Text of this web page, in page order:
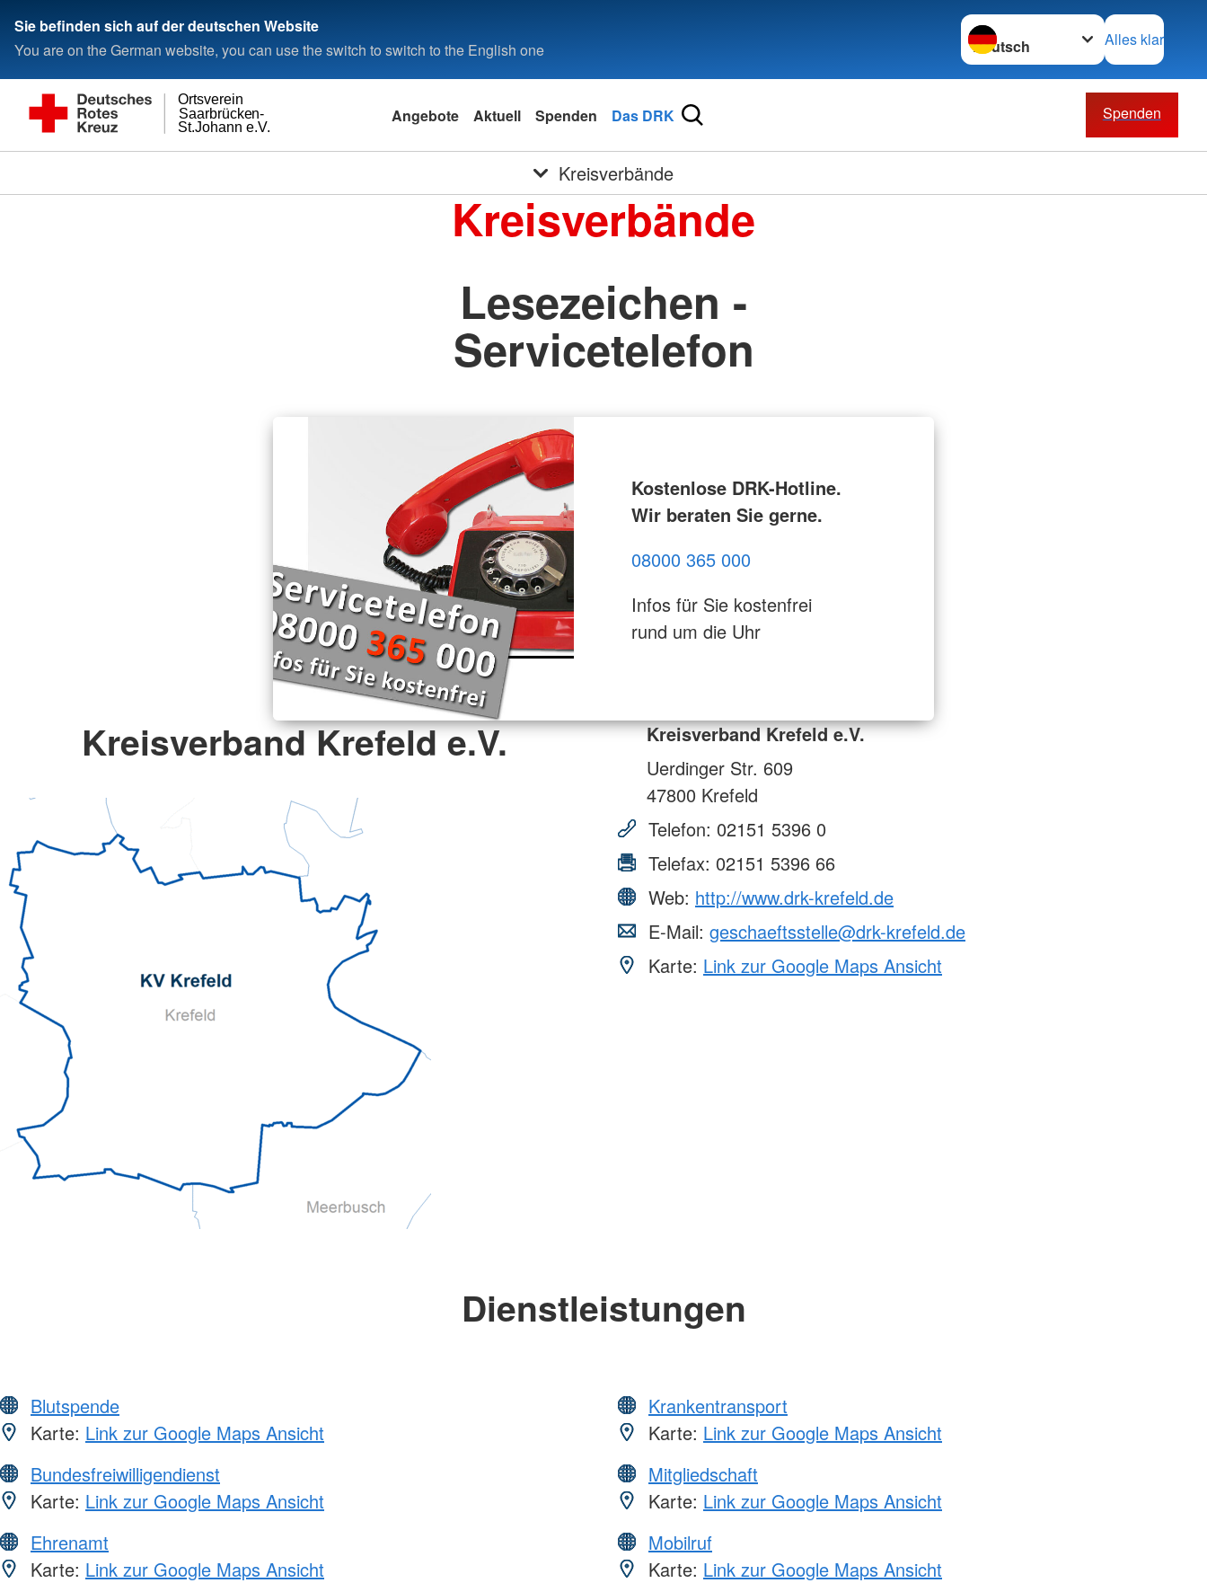
Sie befinden sich auf der deutschen Website
You are on the German website, you can use the switch to switch to the English one
Sprache wechseln zu
Alles klar
St.Johann e.V.
Saarbrücken-
Ortsverein
Angebote Aktuell Spenden Das DRK Spenden
Kreisverbände
Kreisverbände
Lesezeichen -
Servicetelefon
Kostenlose DRK-Hotline.
Wir beraten Sie gerne.
08000 365 000
Infos für Sie kostenfrei
rund um die Uhr
Kreisverband Krefeld e.V.
Kreisverband Krefeld e.V.
Uerdinger Str. 609
47800 Krefeld
Telefon: 02151 5396 0
Telefax: 02151 5396 66
Web: http://www.drk-krefeld.de
E-Mail: geschaeftsstelle@drk-krefeld.de
Karte: Link zur Google Maps Ansicht
Dienstleistungen
Blutspende
Karte: Link zur Google Maps Ansicht
Bundesfreiwilligendienst
Karte: Link zur Google Maps Ansicht
Ehrenamt
Karte: Link zur Google Maps Ansicht
Krankentransport
Karte: Link zur Google Maps Ansicht
Mitgliedschaft
Karte: Link zur Google Maps Ansicht
Mobilruf
Karte: Link zur Google Maps Ansicht